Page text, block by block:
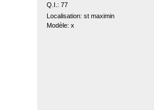
Q.I.: 77
Localisation: st maximin
Modèle: x